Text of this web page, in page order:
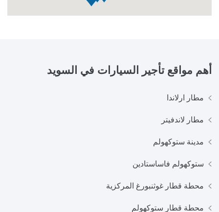
أهم مواقع تأجير السيارات في السويد
مطار ارلاندا
مطار لاندفيتر
مدينة ستوكهولم
ستوكهولم فاساستادين
محطة قطار غوثنبورغ المركزية
محطة قطار ستوكهولم